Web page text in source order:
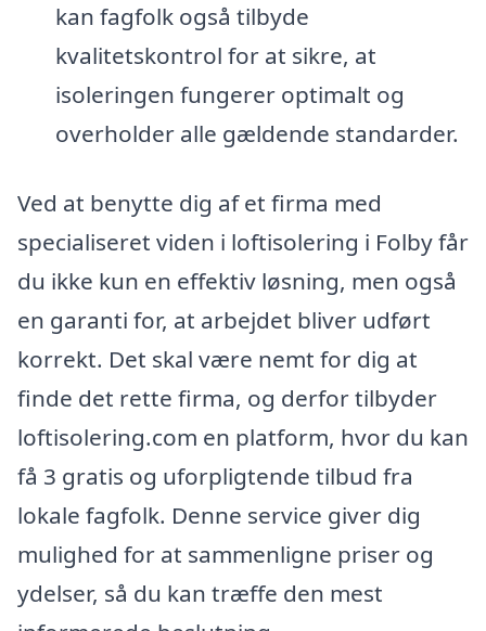
kan fagfolk også tilbyde
kvalitetskontrol for at sikre, at
isoleringen fungerer optimalt og
overholder alle gældende standarder.
Ved at benytte dig af et firma med
specialiseret viden i loftisolering i Folby får
du ikke kun en effektiv løsning, men også
en garanti for, at arbejdet bliver udført
korrekt. Det skal være nemt for dig at
finde det rette firma, og derfor tilbyder
loftisolering.com en platform, hvor du kan
få 3 gratis og uforpligtende tilbud fra
lokale fagfolk. Denne service giver dig
mulighed for at sammenligne priser og
ydelser, så du kan træffe den mest